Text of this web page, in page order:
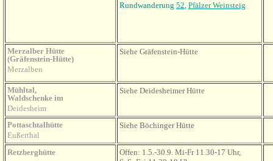
Rundwanderung 52, Pfälzer Weinsteig
Merzalber Hütte
(Gräfenstein-Hütte)
Merzalben
Siehe Gräfenstein-Hütte
Mühltal,
Waldschenke im
Deidesheim
Siehe Deidesheimer Hütte
Pottaschtalhütte
Eußerthal
Siehe Böchinger Hütte
Retzberghütte
Offen: 1.5.-30.9. Mi-Fr 11.30-17 Uhr,